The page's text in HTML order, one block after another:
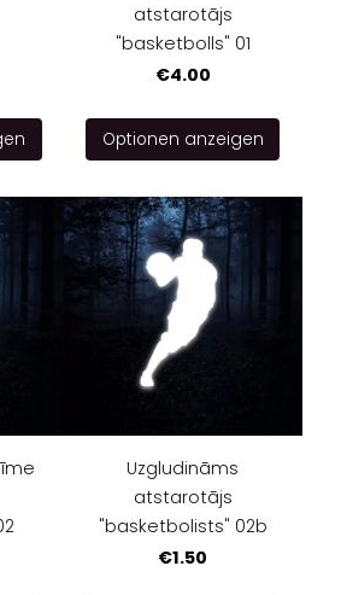
atstarotājs
"basketbolls" 01
€4.00
Optionen anzeigen
Uzgludināms
atstarotājs
"basketbolists" 02b
€1.50